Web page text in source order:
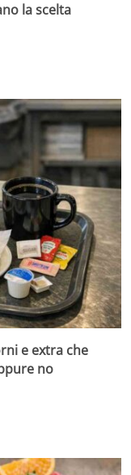
la scelta
e extra che
no